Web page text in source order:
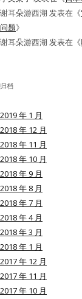
用户名或
密码
记住我的
谢耳朵游西湖 发表在《
问题》
谢耳朵游西湖 发表在《
归档
2019 年 1 月
2018 年 12 月
2018 年 11 月
2018 年 10 月
2018 年 9 月
2018 年 8 月
2018 年 7 月
2018 年 4 月
2018 年 3 月
2018 年 1 月
2017 年 12 月
2017 年 11 月
2017 年 10 月